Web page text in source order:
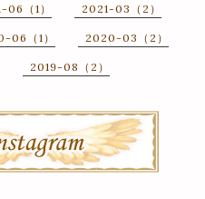
06（1） 2021-03（2）
06（1） 2020-03（2）
2019-08（2）